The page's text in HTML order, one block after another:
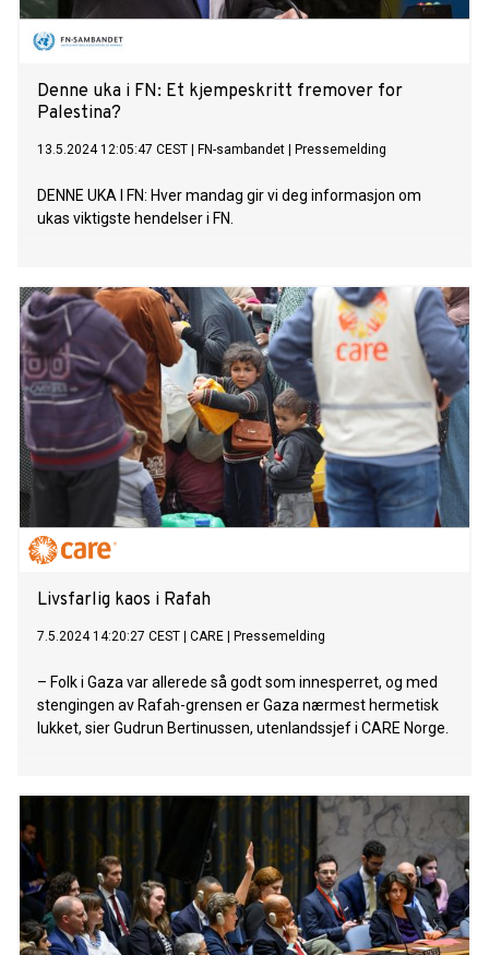
Denne uka i FN: Et kjempeskritt fremover for
Palestina?
13.5.2024 12:05:47 CEST FN-sambandet Pressemelding
DENNE UKA I FN: Hver mandag gir vi deg informasjon om
ukas viktigste hendelser i FN.
Livsfarlig kaos i Rafah
7.5.2024 14:20:27 CEST CARE Pressemelding
– Folk i Gaza var allerede så godt som innesperret, og med
stengingen av Rafah-grensen er Gaza nærmest hermetisk
lukket, sier Gudrun Bertinussen, utenlandssjef i CARE Norge.